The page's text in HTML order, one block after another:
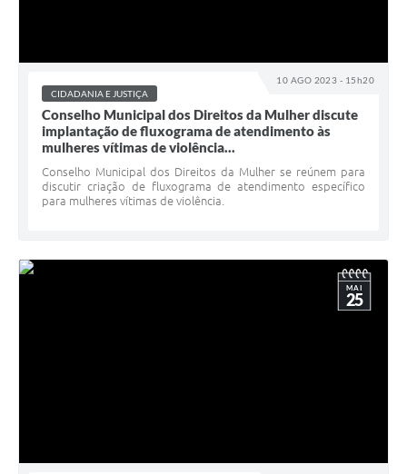
10 AGO 2023 - 15h20
CIDADANIA E JUSTIÇA
Conselho Municipal dos Direitos da Mulher discute
implantação de fluxograma de atendimento às
mulheres vítimas de violência...
Conselho Municipal dos Direitos da Mulher se reúnem para
discutir criação de fluxograma de atendimento específico
para mulheres vítimas de violência.
MAI
25